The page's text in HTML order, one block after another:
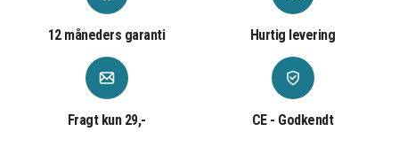
12 måneders garanti Hurtig levering
Fragt kun 29,- CE - Godkendt